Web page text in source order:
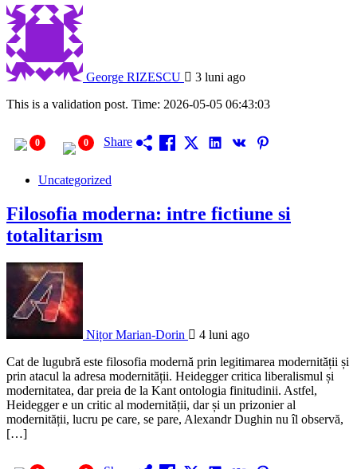
George RIZESCU
3 luni ago
This is a validation post. Time: 2026-05-05 06:43:03
0 0 Share
Uncategorized
Filosofia moderna: intre fictiune si
totalitarism
Nițor Marian-Dorin
4 luni ago
Cat de lugubră este filosofia modernă prin legitimarea modernității și
prin atacul la adresa modernității. Heidegger critica liberalismul și
modernitatea, dar preia de la Kant ontologia finitudinii. Astfel,
Heidegger e un critic al modernității, dar și un prizonier al
modernității, lucru pe care, se pare, Alexandr Dughin nu îl observă,
[…]